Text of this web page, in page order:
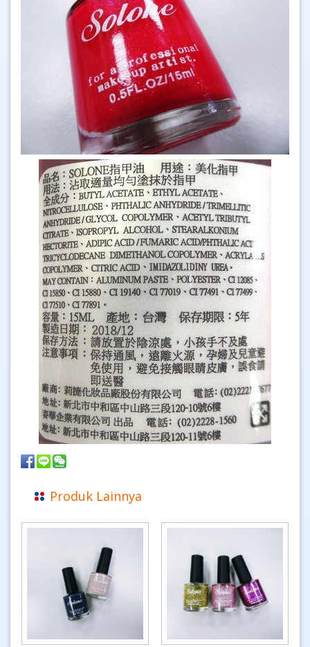
Produk Lainnya